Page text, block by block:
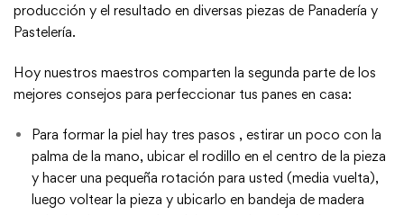
producción y el resultado en diversas piezas de Panadería y
Pastelería.
Hoy nuestros maestros comparten la segunda parte de los
mejores consejos para perfeccionar tus panes en casa:
Para formar la piel hay tres pasos , estirar un poco con la
palma de la mano, ubicar el rodillo en el centro de la pieza
y hacer una pequeña rotación para usted (media vuelta),
luego voltear la pieza y ubicarlo en bandeja de madera